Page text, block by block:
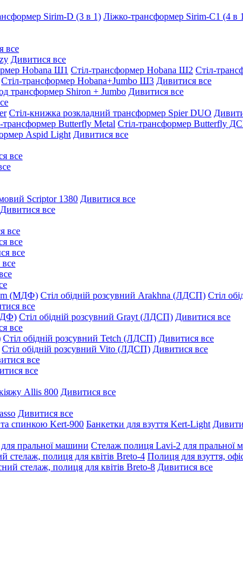
Sirim-D (3 в 1) Ліжко-трансформер Sirim-C1 (4 в
все
Дивитися все
Hobana Ш1 Стіл-трансформер Hobana Ш2 Стіл-
Стіл-трансформер Hobana+Jumbo Ш3 Дивитися все
трансформер Shiron + Jumbo Дивитися все
Стіл-книжка розкладний трансформер Spier DUO
трансформер Butterfly Metal Стіл-трансформер Butterfly
Aspid Light Дивитися все
все
Scriptor 1380 Дивитися все
Дивитися все
все
все
все
(МДФ) Стіл обідній розсувний Arakhna (ЛДСП) Стіл
все
Стіл обідній розсувний Grayt (ЛДСП) Дивитися все
все
Стіл обідній розсувний Tetch (ЛДСП) Дивитися все
Стіл обідній розсувний Vito (ЛДСП) Дивитися все
все
все
Allis 800 Дивитися все
Дивитися все
та спинкою Kert-900 Банкетки для взуття Kert-Light
пральної машини Стелаж полиця Lavi-2 для пральної
стелаж, полиця для квітів Breto-4 Полиця для взуття,
стелаж, полиця для квітів Breto-8 Дивитися все